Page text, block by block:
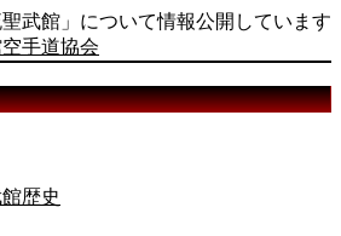
武館」について情報公開しています
手道協会
歴史